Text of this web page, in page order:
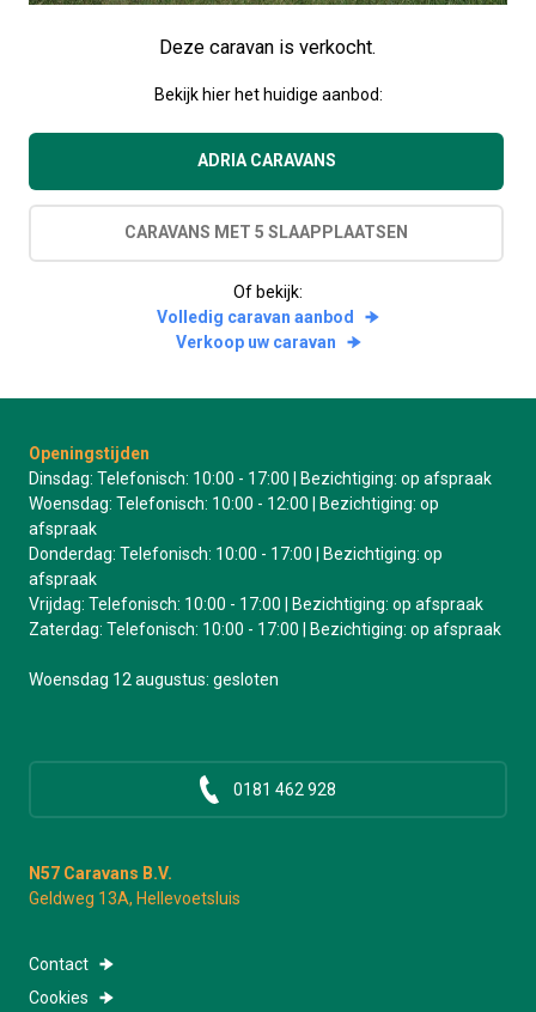
Deze caravan is verkocht.
Bekijk hier het huidige aanbod:
ADRIA CARAVANS
CARAVANS MET 5 SLAAPPLAATSEN
Of bekijk:
Volledig caravan aanbod
Verkoop uw caravan
Openingstijden
Dinsdag: Telefonisch: 10:00 - 17:00 | Bezichtiging: op afspraak
Woensdag: Telefonisch: 10:00 - 12:00 | Bezichtiging: op
afspraak
Donderdag: Telefonisch: 10:00 - 17:00 | Bezichtiging: op
afspraak
Vrijdag: Telefonisch: 10:00 - 17:00 | Bezichtiging: op afspraak
Zaterdag: Telefonisch: 10:00 - 17:00 | Bezichtiging: op afspraak
Woensdag 12 augustus: gesloten
0181 462 928
N57 Caravans B.V.
Geldweg 13A, Hellevoetsluis
Contact
Cookies